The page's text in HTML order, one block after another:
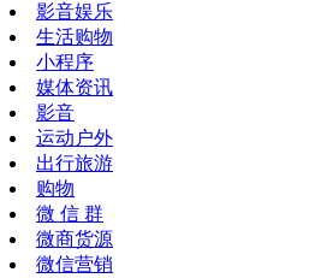
影音娱乐
生活购物
小程序
媒体资讯
影音
运动户外
出行旅游
购物
微 信 群
微商货源
微信营销